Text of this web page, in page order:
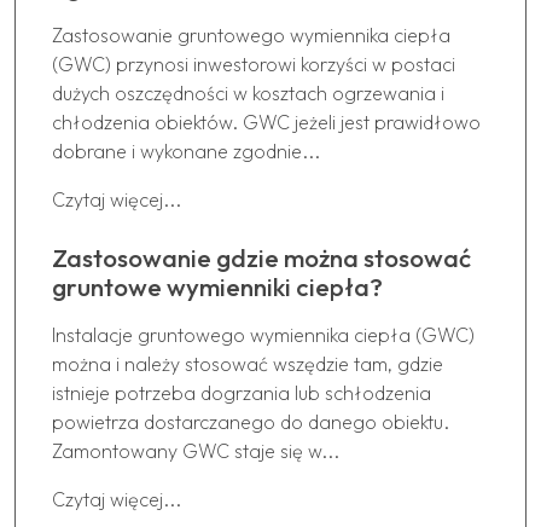
Zastosowanie gruntowego wymiennika ciepła
(GWC) przynosi inwestorowi korzyści w postaci
dużych oszczędności w kosztach ogrzewania i
chłodzenia obiektów. GWC jeżeli jest prawidłowo
dobrane i wykonane zgodnie...
Czytaj więcej...
Zastosowanie gdzie można stosować
gruntowe wymienniki ciepła?
Instalacje gruntowego wymiennika ciepła (GWC)
można i należy stosować wszędzie tam, gdzie
istnieje potrzeba dogrzania lub schłodzenia
powietrza dostarczanego do danego obiektu.
Zamontowany GWC staje się w...
Czytaj więcej...